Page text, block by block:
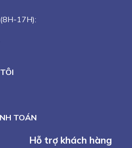
17H):
TOÁN
Hỗ trợ khách hàng